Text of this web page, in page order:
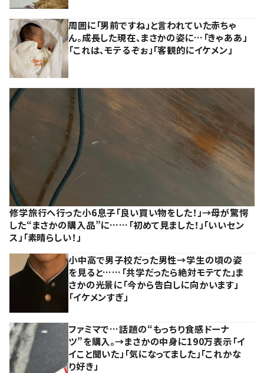
周囲に「男前ですね」と言われていた赤ちゃ
ん。成長した現在、まさかの姿に…「きゃああ」
「これは、モテるぞぉ」「客観的にイケメン」
修学旅行へ行った小6息子「良い買い物をした！」→母が驚愕
した“まさかの購入品”に……「初めて見ました！」「いいセン
ス」「素晴らしい！」
小中高で男子校だった男性→学生の頃の姿
を見ると……「共学だったら絶対モテてた」ま
さかの光景に「今から告白しに向かいます」
「イケメンすぎ」
ファミマで…話題の“もっちり食感ドーナ
ツ”を購入。→まさかの中身に190万表示「イ
イこと聞いた」「気になってました」「これかな
り好き」